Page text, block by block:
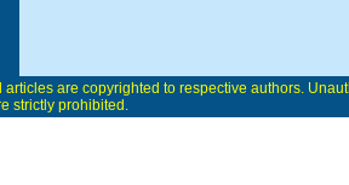
articles are copyrighted to respective authors.
strictly prohibited.